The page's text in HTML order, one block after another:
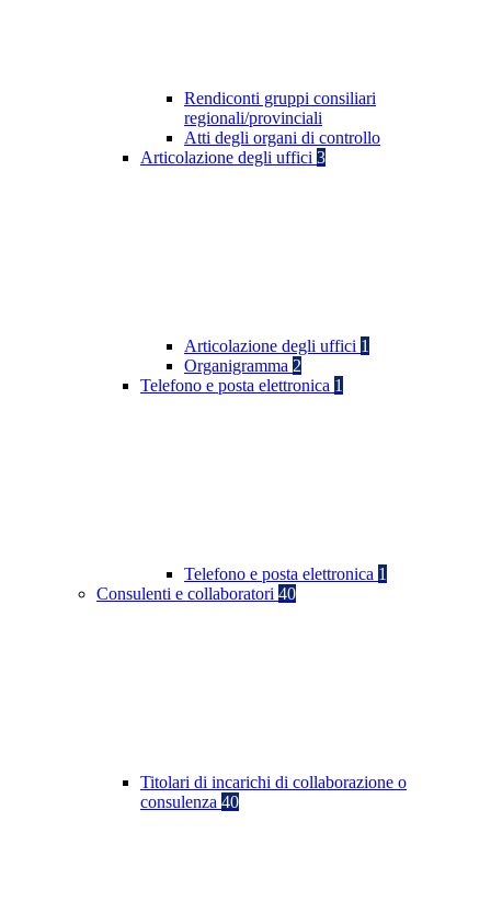
Rendiconti gruppi consiliari
regionali/provinciali
Atti degli organi di controllo
Articolazione degli uffici 3
Articolazione degli uffici 1
Organigramma 2
Telefono e posta elettronica 1
Telefono e posta elettronica 1
Consulenti e collaboratori 40
Titolari di incarichi di collaborazione o
consulenza 40